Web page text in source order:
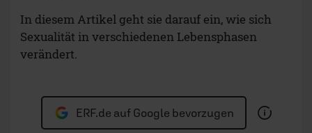
In diesem Artikel geht sie darauf ein, wie sich
Sexualität in verschiedenen Lebensphasen
verändert.
ERF.de auf Google bevorzugen